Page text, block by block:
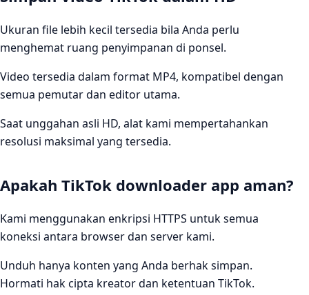
Ukuran file lebih kecil tersedia bila Anda perlu
menghemat ruang penyimpanan di ponsel.
Video tersedia dalam format MP4, kompatibel dengan
semua pemutar dan editor utama.
Saat unggahan asli HD, alat kami mempertahankan
resolusi maksimal yang tersedia.
Apakah TikTok downloader app aman?
Kami menggunakan enkripsi HTTPS untuk semua
koneksi antara browser dan server kami.
Unduh hanya konten yang Anda berhak simpan.
Hormati hak cipta kreator dan ketentuan TikTok.